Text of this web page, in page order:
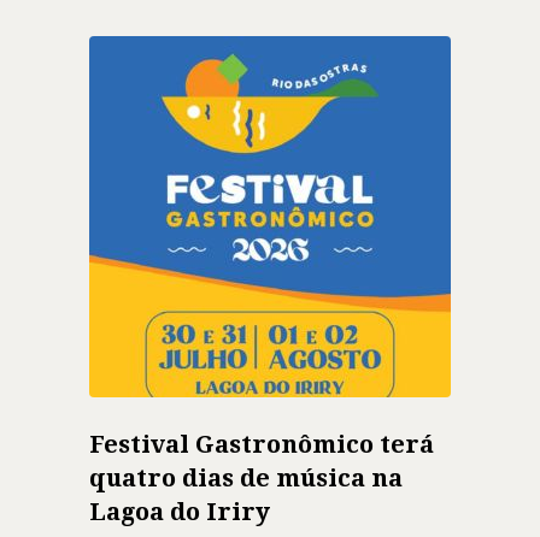
Festival Gastronômico terá
quatro dias de música na
Lagoa do Iriry